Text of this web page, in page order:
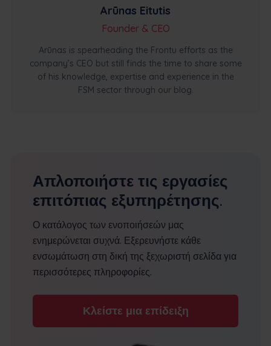
Arūnas Eitutis
Founder & CEO
Arūnas is spearheading the Frontu efforts as the
company’s CEO but still finds the time to share some
of his knowledge, expertise and experience in the
FSM sector through our blog.
Απλοποιήστε τις εργασίες
επιτόπιας εξυπηρέτησης.
Ο κατάλογος των ενοποιήσεών μας
ενημερώνεται συχνά. Εξερευνήστε κάθε
ενσωμάτωση στη δική της ξεχωριστή σελίδα για
περισσότερες πληροφορίες.
Κλείστε μια επίδειξη